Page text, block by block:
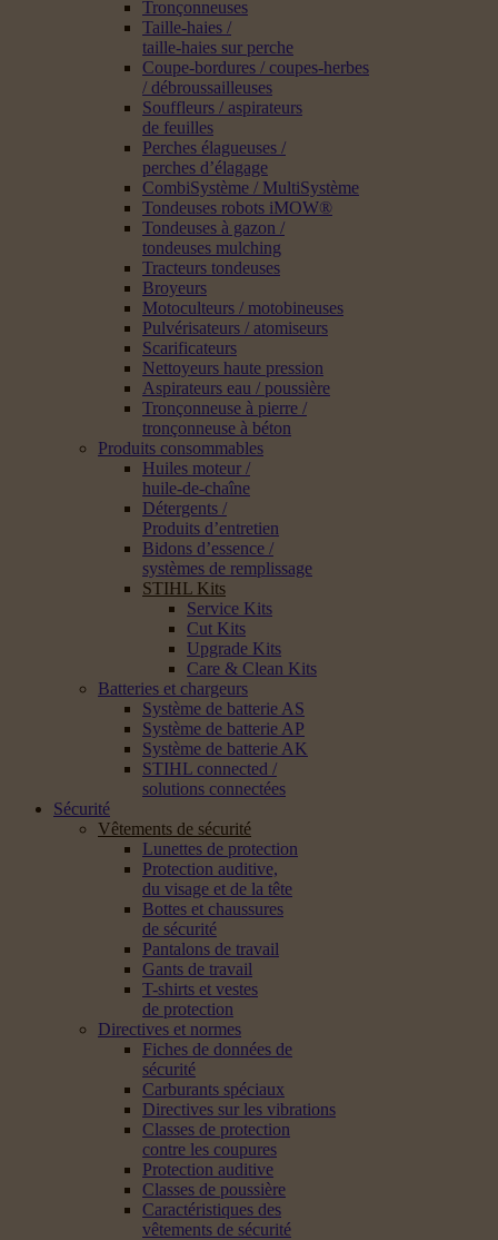
Tronçonneuses
Taille-haies /
taille-haies sur perche
Coupe-bordures / coupes-herbes
/ débroussailleuses
Souffleurs / aspirateurs
de feuilles
Perches élagueuses /
perches d’élagage
CombiSystème / MultiSystème
Tondeuses robots iMOW®
Tondeuses à gazon /
tondeuses mulching
Tracteurs tondeuses
Broyeurs
Motoculteurs / motobineuses
Pulvérisateurs / atomiseurs
Scarificateurs
Nettoyeurs haute pression
Aspirateurs eau / poussière
Tronçonneuse à pierre /
tronçonneuse à béton
Produits consommables
Huiles moteur /
huile-de-chaîne
Détergents /
Produits d’entretien
Bidons d’essence /
systèmes de remplissage
STIHL Kits
Service Kits
Cut Kits
Upgrade Kits
Care & Clean Kits
Batteries et chargeurs
Système de batterie AS
Système de batterie AP
Système de batterie AK
STIHL connected /
solutions connectées
Sécurité
Vêtements de sécurité
Lunettes de protection
Protection auditive,
du visage et de la tête
Bottes et chaussures
de sécurité
Pantalons de travail
Gants de travail
T-shirts et vestes
de protection
Directives et normes
Fiches de données de
sécurité
Carburants spéciaux
Directives sur les vibrations
Classes de protection
contre les coupures
Protection auditive
Classes de poussière
Caractéristiques des
vêtements de sécurité